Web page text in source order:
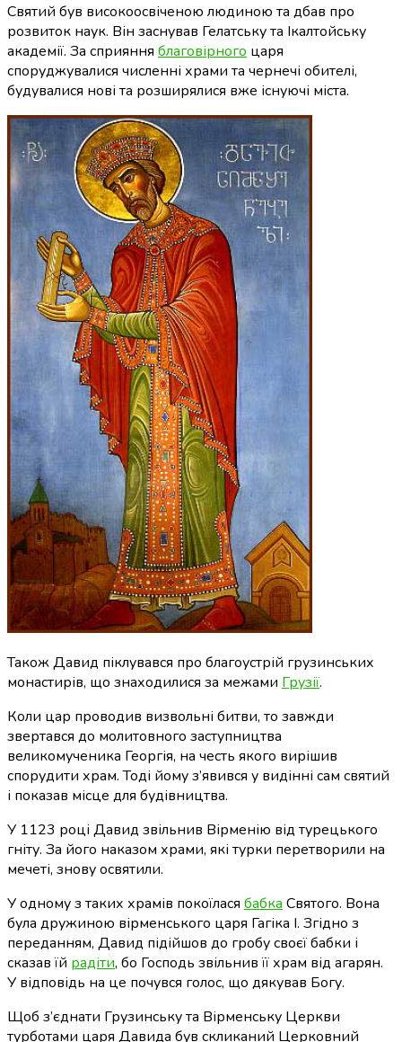
Святий був високоосвіченою людиною та дбав про
розвиток наук. Він заснував Гелатську та Ікалтойську
академії. За сприяння благовірного царя
споруджувалися численні храми та чернечі обителі,
будувалися нові та розширялися вже існуючі міста.
Також Давид піклувався про благоустрій грузинських
монастирів, що знаходилися за межами Грузії.
Коли цар проводив визвольні битви, то завжди
звертався до молитовного заступництва
великомученика Георгія, на честь якого вирішив
спорудити храм. Тоді йому з’явився у видінні сам святий
і показав місце для будівництва.
У 1123 році Давид звільнив Вірменію від турецького
гніту. За його наказом храми, які турки перетворили на
мечеті, знову освятили.
У одному з таких храмів покоїлася бабка Святого. Вона
була дружиною вірменського царя Гагіка І. Згідно з
переданням, Давид підійшов до гробу своєї бабки і
сказав їй радіти, бо Господь звільнив її храм від агарян.
У відповідь на це почувся голос, що дякував Богу.
Щоб з’єднати Грузинську та Вірменську Церкви
турботами царя Давида був скликаний Церковний